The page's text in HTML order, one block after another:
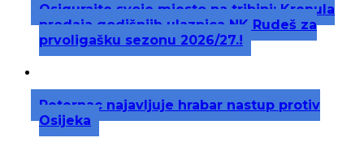
Osigurajte svoje mjesto na tribini: Krenula
prodaja godišnjih ulaznica NK Rudeš za
prvoligašku sezonu 2026/27.!
Peternac najavljuje hrabar nastup protiv
Osijeka